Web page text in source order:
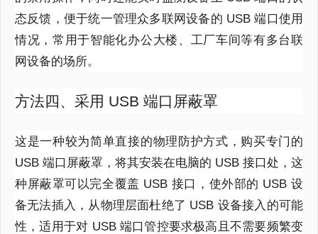
态反馈，便于统一管理众多联网设备的 USB 端口使用
情况，常用于智能化办公大楼、工厂车间等有多台联
网设备的场所。
方法四、采用 USB 端口屏蔽罩
这是一种较为简单直接的物理防护方式，购买专门的
USB 端口屏蔽罩，将其安装在电脑的 USB 接口处，这
种屏蔽罩可以完全覆盖 USB 接口，使外部的 USB 设
备无法插入，从物理层面杜绝了 USB 设备接入的可能
性，适用于对 USB 端口管控要求极高且不需要频繁变